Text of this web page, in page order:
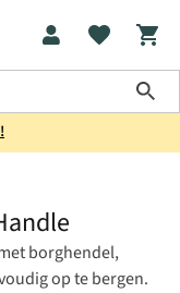
borghendel,
op te bergen.